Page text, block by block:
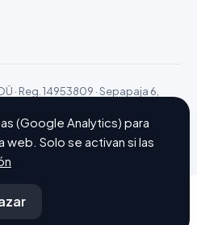
· Reg. 14953809 · Sepapaja 6,
con ❤ en Barcelona
(Google Analytics) para
web. Solo se activan si las